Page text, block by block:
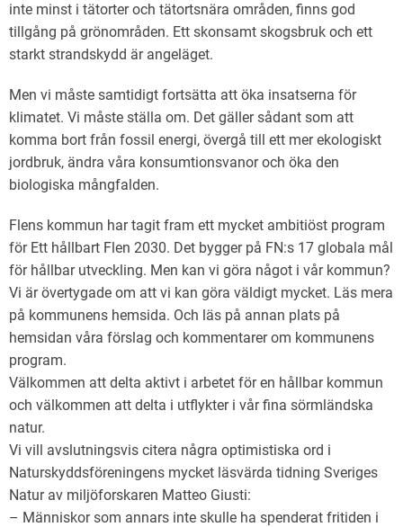
inte minst i tätorter och tätortsnära områden, finns god
tillgång på grönområden. Ett skonsamt skogsbruk och ett
starkt strandskydd är angeläget.
Men vi måste samtidigt fortsätta att öka insatserna för
klimatet. Vi måste ställa om. Det gäller sådant som att
komma bort från fossil energi, övergå till ett mer ekologiskt
jordbruk, ändra våra konsumtionsvanor och öka den
biologiska mångfalden.
Flens kommun har tagit fram ett mycket ambitiöst program
för Ett hållbart Flen 2030. Det bygger på FN:s 17 globala mål
för hållbar utveckling. Men kan vi göra något i vår kommun?
Vi är övertygade om att vi kan göra väldigt mycket. Läs mera
på kommunens hemsida. Och läs på annan plats på
hemsidan våra förslag och kommentarer om kommunens
program.
Välkommen att delta aktivt i arbetet för en hållbar kommun
och välkommen att delta i utflykter i vår fina sörmländska
natur.
Vi vill avslutningsvis citera några optimistiska ord i
Naturskyddsföreningens mycket läsvärda tidning Sveriges
Natur av miljöforskaren Matteo Giusti:
– Människor som annars inte skulle ha spenderat fritiden i